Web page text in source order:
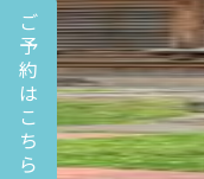
ご
予
約
は
こ
ち
ら